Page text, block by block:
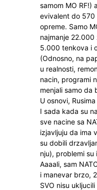
samom MO RF!)
evivalent do 570
opreme. Samo
najmanje
5.000 tenkova i
(Odnosno, na
u realnosti,
nacin, programi
menjali samo da
U osnovi,
I sada kada su
sve nacine sa
izjavljuju da ima
su dobili
nju), problemi su
Aaaali, sam
i manevar brzo,
SVO nisu